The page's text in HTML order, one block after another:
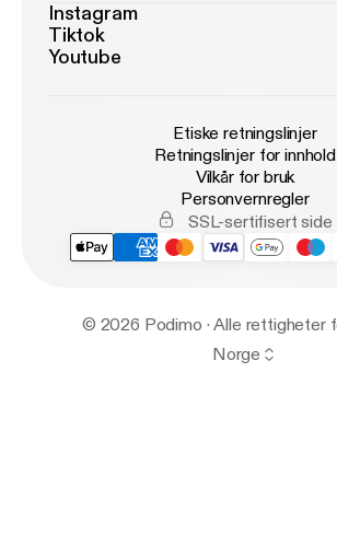
Instagram
Tiktok
Youtube
Etiske retningslinjer
Retningslinjer for innhold
Vilkår for bruk
Personvernregler
SSL-sertifisert side
© 2026 Podimo · Alle rettigheter
Norge